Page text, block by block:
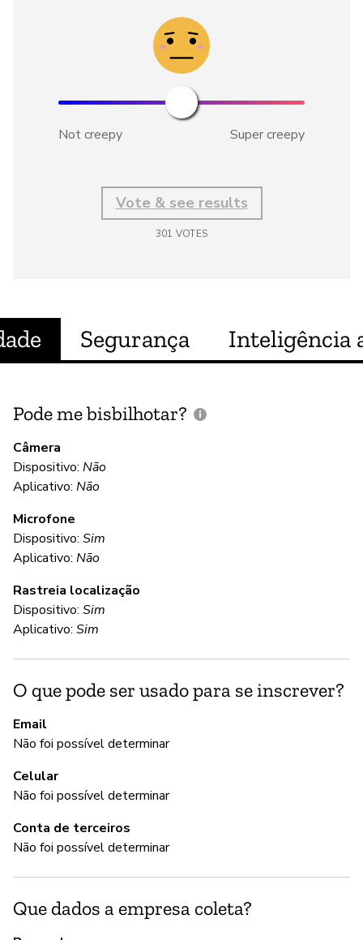
Not creepy Super creepy
Vote & see results
301 VOTES
Segurança Inteligência
Pode me bisbilhotar?
Câmera
Dispositivo: Não
Aplicativo: Não
Microfone
Dispositivo: Sim
Aplicativo: Não
Rastreia localização
Dispositivo: Sim
Aplicativo: Sim
O que pode ser usado para se inscrever?
Email
Não foi possível determinar
Celular
Não foi possível determinar
Conta de terceiros
Não foi possível determinar
Que dados a empresa coleta?